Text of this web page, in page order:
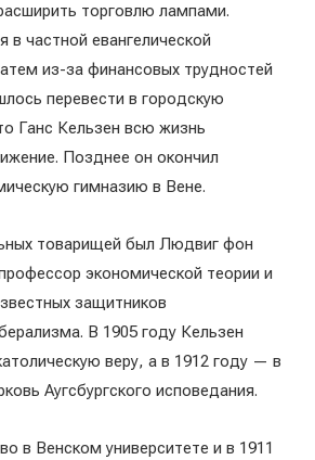
торговлю лампами.
в частной евангелической
из-за финансовых трудностей
перевести в городскую
Ганс Кельзен всю жизнь
Позднее он окончил
гимназию в Вене.
товарищей был Людвиг фон
экономической теории и
защитников
В 1905 году Кельзен
веру, а в 1912 году — в
Аугсбургского исповедания.
в Венском университете и в 1911